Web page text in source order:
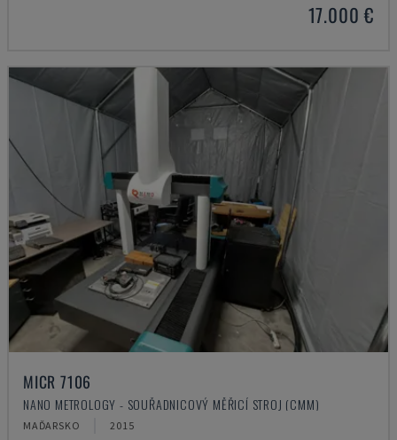
17.000 €
MICR 7106
NANO METROLOGY - SOUŘADNICOVÝ MĚŘICÍ STROJ (CMM)
MAĎARSKO 2015